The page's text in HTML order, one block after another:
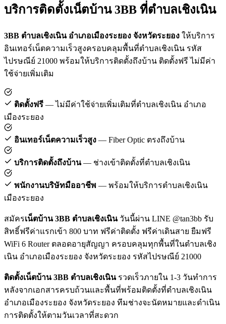
บริการติดตั้งเน็ตบ้าน 3BB ที่ตำบลเชิงเนิน
3BB ตำบลเชิงเนิน อำเภอเมืองระยอง จังหวัดระยอง ให้บริการ
อินเทอร์เน็ตความเร็วสูงครอบคลุมพื้นที่ตำบลเชิงเนิน รหัส
ไปรษณีย์ 21000 พร้อมให้บริการติดตั้งถึงบ้าน ติดตั้งฟรี ไม่มีค่า
ใช้จ่ายเพิ่มเติม
ติดตั้งฟรี — ไม่มีค่าใช้จ่ายเพิ่มเติมที่ตำบลเชิงเนิน อำเภอ
เมืองระยอง
อินเทอร์เน็ตความเร็วสูง — Fiber Optic ตรงถึงบ้าน
บริการติดตั้งถึงบ้าน— ช่างเข้าติดตั้งที่ตำบลเชิงเนิน
พนักงานบริษัทมืออาชีพ — พร้อมให้บริการตำบลเชิงเนิน
เมืองระยอง
สมัครเน็ตบ้าน 3BB ตำบลเชิงเนินวันนี้ผ่าน LINE @tan3bb รับ
สิทธิ์ฟรีค่าแรกเข้า 800 บาท ฟรีค่าติดตั้ง ฟรีค่าเดินสาย ยืมฟรี
WiFi 6 Router ตลอดอายุสัญญา ครอบคลุมทุกพื้นที่ในตำบลเชิง
เนิน อำเภอเมืองระยอง จังหวัดระยอง รหัสไปรษณีย์ 21000
ติดตั้งเน็ตบ้าน 3BB ตำบลเชิงเนินรวดเร็วภายใน 1-3 วันทำการ
หลังจากเอกสารครบถ้วนและพื้นที่พร้อมติดตั้งที่ตำบลเชิงเนิน
อำเภอเมืองระยอง จังหวัดระยอง ทีมช่างจะนัดหมายและดำเนิน
การติดตั้งให้ตามวันเวลาที่สะดวก